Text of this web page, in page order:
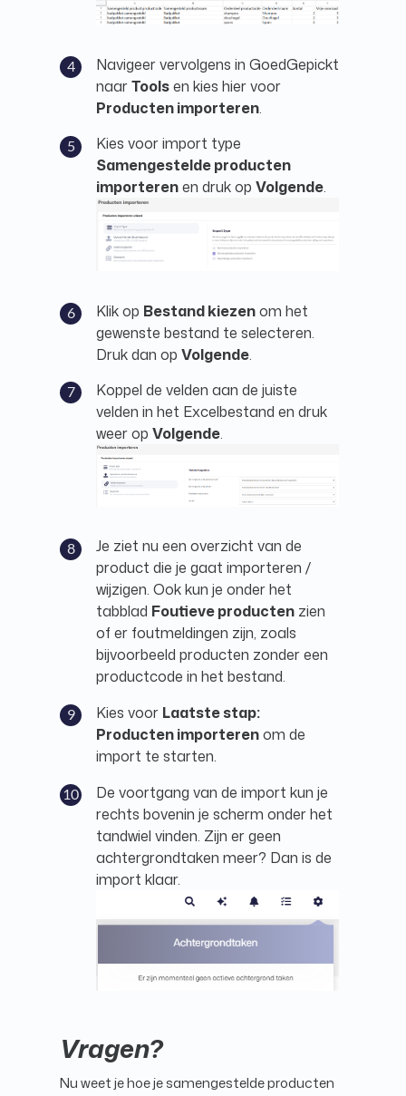
Navigeer vervolgens in GoedGepickt
naarToolsen kies hier voor
Producten importeren.
Kies voor import type
Samengestelde producten
importerenen druk op Volgende.
Klik op Bestand kiezenom het
gewenste bestand te selecteren.
Druk dan op Volgende.
Koppel de velden aan de juiste
velden in het Excelbestand en druk
weer op Volgende.
Je ziet nu een overzicht van de
product die je gaat importeren /
wijzigen. Ook kun je onder het
tabblad Foutieve producten zien
of er foutmeldingen zijn, zoals
bijvoorbeeld producten zonder een
productcode in het bestand.
Kies voor Laatste stap:
Producten importerenom de
import te starten.
De voortgang van de import kun je
rechts bovenin je scherm onder het
tandwiel vinden. Zijn er geen
achtergrondtaken meer? Dan is de
import klaar.
Vragen?
Nu weet je hoe je samengestelde producten